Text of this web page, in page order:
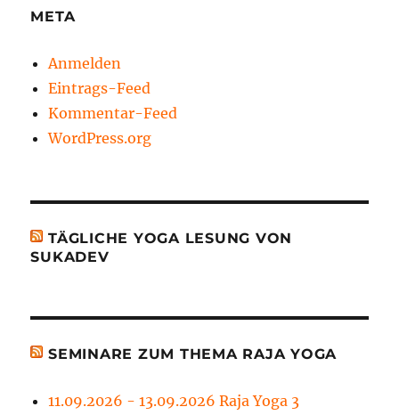
META
Anmelden
Eintrags-Feed
Kommentar-Feed
WordPress.org
TÄGLICHE YOGA LESUNG VON
SUKADEV
SEMINARE ZUM THEMA RAJA YOGA
11.09.2026 - 13.09.2026 Raja Yoga 3